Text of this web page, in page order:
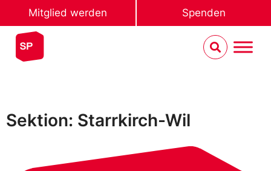
Mitglied werden Spenden
Sektion: Starrkirch-Wil